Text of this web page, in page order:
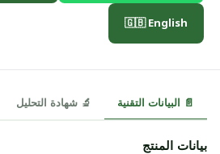
🇬🇧 English
📄 البيانات التقنية 🔬 شهادة التحليل
بيانات المنتج